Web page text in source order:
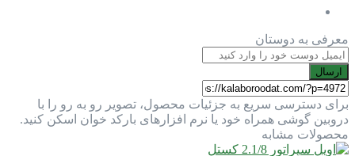
معرفی به دوستان
ارسال
برای دسترسی سریع به جزئیات محصول، تصویر رو به رو را با
دروبین گوشی همراه خود یا نرم افزارهای بارکد خوان اسکن کنید.
محصولات مشابه